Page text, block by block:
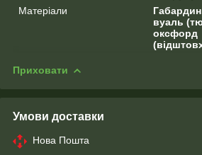
Матеріали
вуаль
оксфорд
Приховати
Умови доставки
Нова Пошта